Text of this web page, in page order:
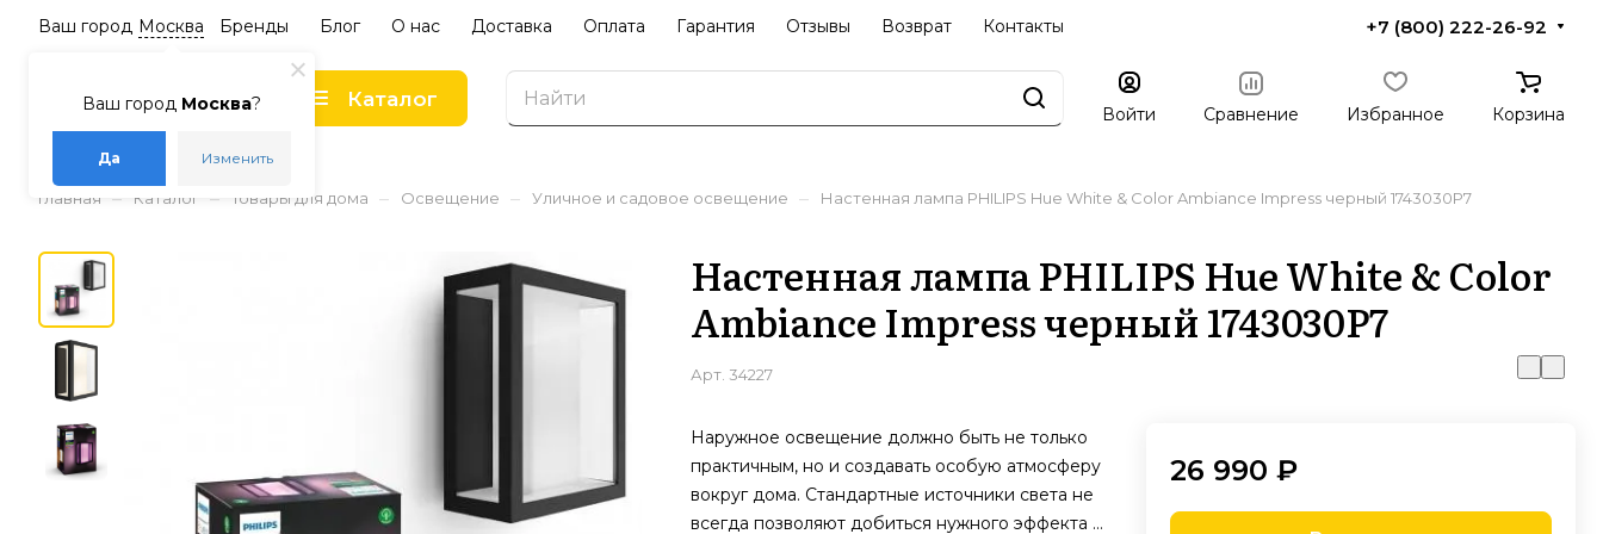
Ваш город Москва?
Да Изменить
Ваш город Москва Бренды Блог О нас Доставка Оплата Гарантия Отзывы Возврат Контакты +7 (800) 222-26-92
Каталог
Войти Сравнение Избранное Корзина
Главная – Каталог – Товары для дома – Освещение – Уличное и садовое освещение – Настенная лампа PHILIPS Hue White & Color Ambiance Impress черный 1743030P7
Настенная лампа PHILIPS Hue White & Color
Ambiance Impress черный 1743030P7
Арт. 34227
Наружное освещение должно быть не только
практичным, но и создавать особую атмосферу
вокруг дома. Стандартные источники света не
всегда позволяют добиться нужного эффекта и
26 990 ₽